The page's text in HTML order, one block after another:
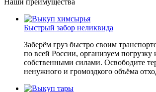
Быстрый забор неликвида
Заберём груз быстро своим
по всей России, организуем погрузку
собственными силами. Освободите
ненужного и громоздкого объёма